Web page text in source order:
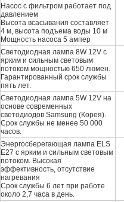
Насос с фильтром работает под
давлением
Высота всасывания составляет
4 м, высота подъема воды 10 м
Мощность насоса 5 ампер
Светодиодная лампа 8W 12V с
ярким и сильным световым
потоком мощностью 650 люмен.
Гарантированный срок службы
пять лет.
Светодиодная лампа 5W 12V на
основе современных
светодиодов Samsung (Корея).
Срок службы не менее 50 000
часов.
Энергосберегающая лампа ELS
E27 с ярким и сильным световым
потоком. Высокая
эффективность, отсутствие
нагревания
Срок службы 6 лет при работе
около 2,7 часа в день.